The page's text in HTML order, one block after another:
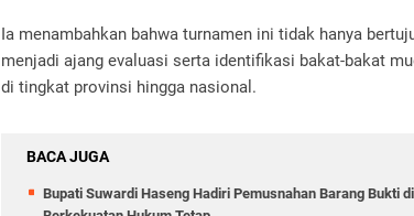
Ia menambahkan bahwa turnamen ini tidak hanya
menjadi ajang evaluasi serta identifikasi bakat-bakat
di tingkat provinsi hingga nasional.
BACA JUGA
Bupati Suwardi Haseng Hadiri Pemusnahan Barang Bukti